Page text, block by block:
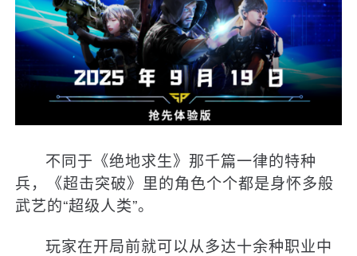
不同于《绝地求生》那千篇一律的特种
兵，《超击突破》里的角色个个都是身怀多般
武艺的“超级人类”。
玩家在开局前就可以从多达十余种职业中